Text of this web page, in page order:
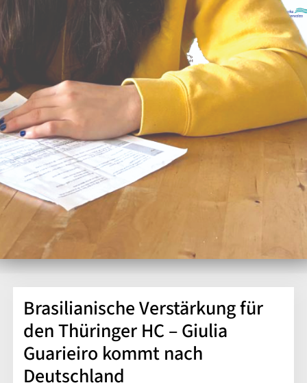
Brasilianische Verstärkung für
den Thüringer HC – Giulia
Guarieiro kommt nach
Deutschland